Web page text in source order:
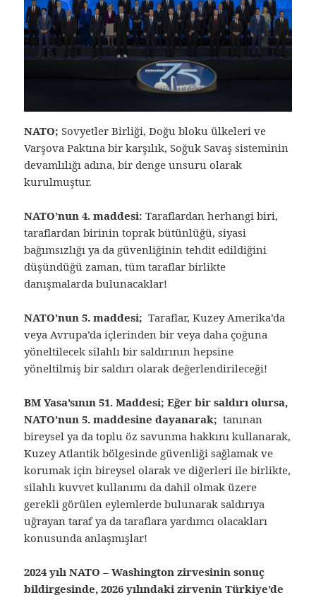
NATO; Sovyetler Birliği, Doğu bloku ülkeleri ve
Varşova Paktına bir karşılık, Soğuk Savaş sisteminin
devamlılığı adına, bir denge unsuru olarak
kurulmuştur.
NATO’nun 4. maddesi: Taraflardan herhangi biri,
taraflardan birinin toprak bütünlüğü, siyasi
bağımsızlığı ya da güvenliğinin tehdit edildiğini
düşündüğü zaman, tüm taraflar birlikte
danışmalarda bulunacaklar!
NATO’nun 5. maddesi; Taraflar, Kuzey Amerika’da
veya Avrupa’da içlerinden bir veya daha çoğuna
yöneltilecek silahlı bir saldırının hepsine
yöneltilmiş bir saldırı olarak değerlendirileceği!
BM Yasa’sının 51. Maddesi; Eğer bir saldırı olursa,
NATO’nun 5. maddesine dayanarak; tanınan
bireysel ya da toplu öz savunma hakkını kullanarak,
Kuzey Atlantik bölgesinde güvenliği sağlamak ve
korumak için bireysel olarak ve diğerleri ile birlikte,
silahlı kuvvet kullanımı da dahil olmak üzere
gerekli görülen eylemlerde bulunarak saldırıya
uğrayan taraf ya da taraflara yardımcı olacakları
konusunda anlaşmışlar!
2024 yılı NATO – Washington zirvesinin sonuç
bildirgesinde, 2026 yılındaki zirvenin Türkiye’de